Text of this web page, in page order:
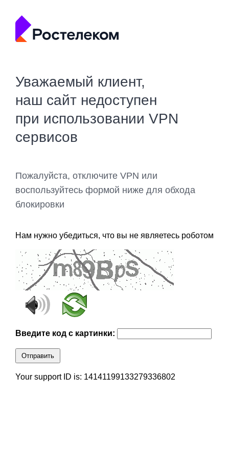
Уважаемый клиент,
наш сайт недоступен
при использовании VPN
сервисов
Пожалуйста, отключите VPN или
воспользуйтесь формой ниже для обхода
блокировки
Нам нужно убедиться, что вы не являетесь роботом
Введите код с картинки:
Отправить
Your support ID is: 14141199133279336802